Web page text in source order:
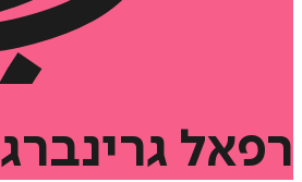
רפאל גרינברג